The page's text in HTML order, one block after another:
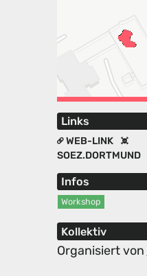
Links
WEB-LINK
SOEZ.DORTMUND
Infos
Workshop
Kollektiv
Organisiert von